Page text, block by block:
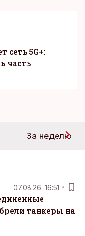
сеть 5G+:
часть
За неделю
07.08.26, 16:51
танкеры на